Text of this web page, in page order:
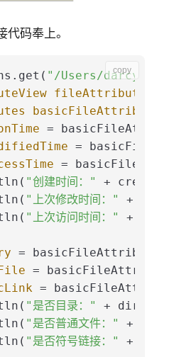
码奉上。
"/Users/darcy/git/
basicFileAttributes
=
=
=
"创建时间："
+
"上次修改时间："
+
"上次访问时间：" +
=
=
=
"是否目录："
+
"是否普通文件："
+
"是否符号链接：" +
copy